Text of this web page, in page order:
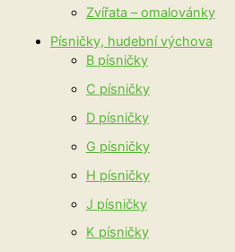
Zvířata – omalovánky
Písničky, hudební výchova
B písničky
C písničky
D písničky
G písničky
H písničky
J písničky
K písničky